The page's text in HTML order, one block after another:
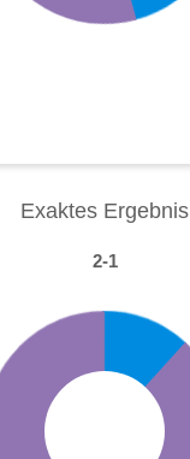
Exaktes Ergebnis
2-1